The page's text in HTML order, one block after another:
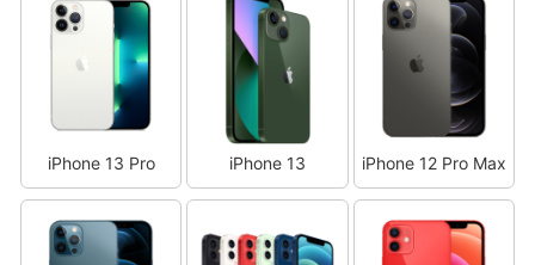
iPhone 13 Pro iPhone 13 iPhone 12 Pro Max